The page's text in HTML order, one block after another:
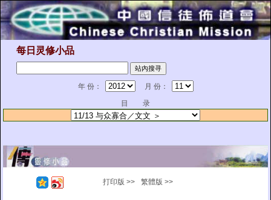
每日灵修小品
年 份：
月 份：
目 录
打印版 >> 繁體版 >>